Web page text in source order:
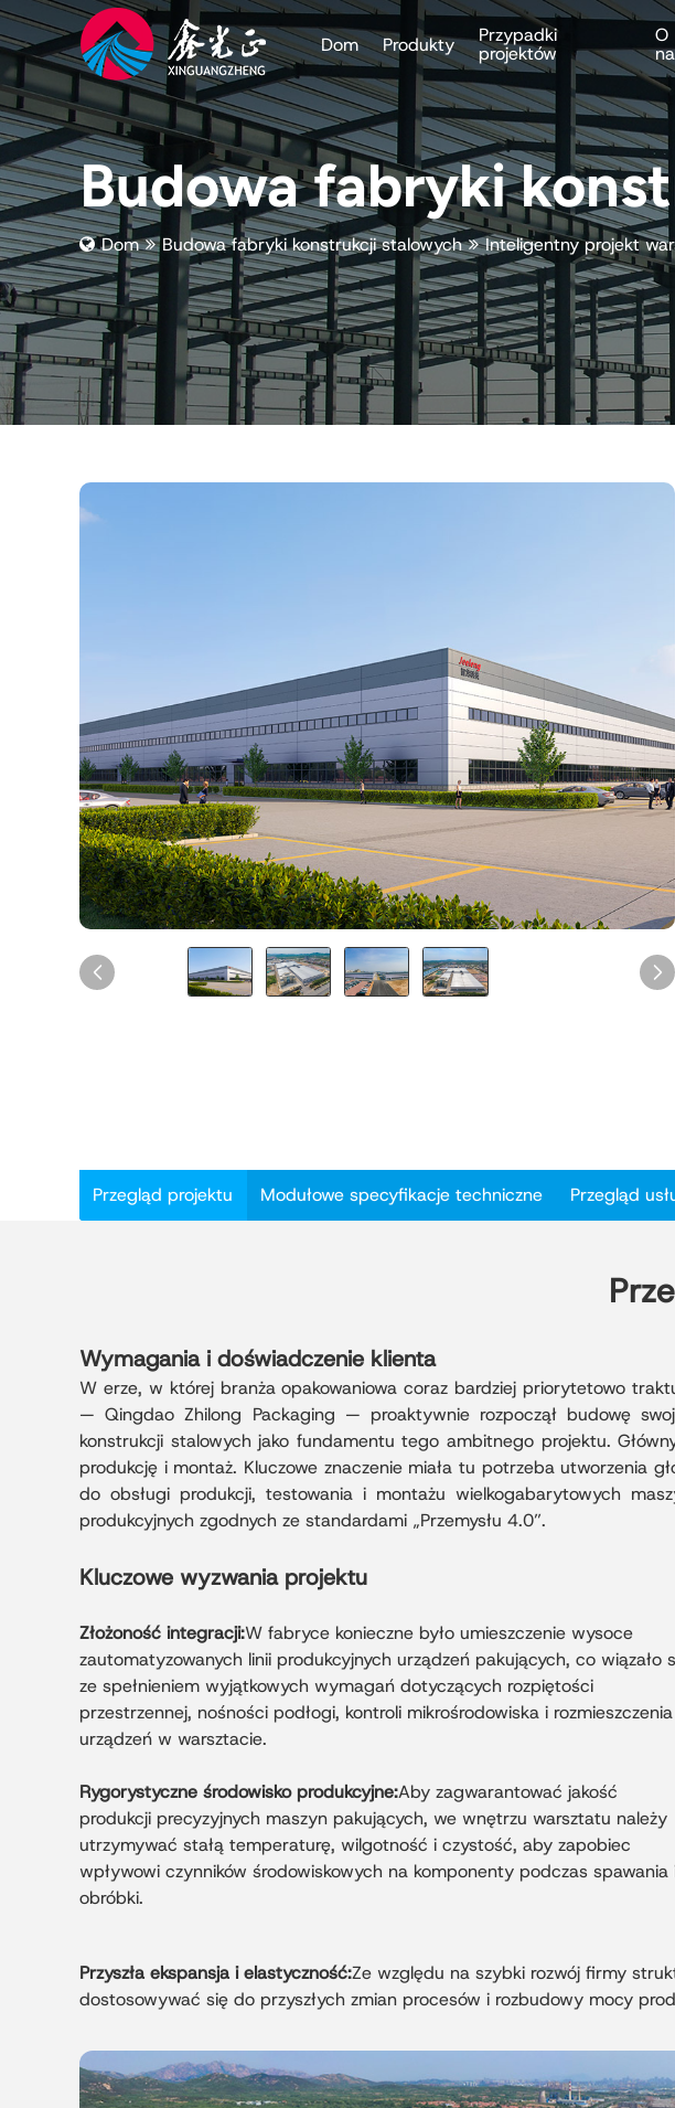
Dom Produkty
Przypadki
projektów
O
Budowa fabryki
Dom Budowa fabryki konstrukcji stalowych Inteligentny projekt
Przegląd projektu Modułowe specyfikacje techniczne Przegląd
Wymagania i doświadczenie klienta
W erze, w której branża opakowaniowa coraz bardziej priorytetowo
— Qingdao Zhilong Packaging — proaktywnie rozpoczął budowę
konstrukcji stalowych jako fundamentu tego ambitnego projektu.
produkcję i montaż. Kluczowe znaczenie miała tu potrzeba utworzenia
do obsługi produkcji, testowania i montażu wielkogabarytowych
produkcyjnych zgodnych ze standardami „Przemysłu 4.0”.
Kluczowe wyzwania projektu
Złożoność integracji:W fabryce konieczne było umieszczenie wysoce
zautomatyzowanych linii produkcyjnych urządzeń pakujących, co wiązało
ze spełnieniem wyjątkowych wymagań dotyczących rozpiętości
przestrzennej, nośności podłogi, kontroli mikrośrodowiska i rozmieszczenia
urządzeń w warsztacie.
Rygorystyczne środowisko produkcyjne:Aby zagwarantować jakość
produkcji precyzyjnych maszyn pakujących, we wnętrzu warsztatu należy
utrzymywać stałą temperaturę, wilgotność i czystość, aby zapobiec
wpływowi czynników środowiskowych na komponenty podczas spawania
obróbki.
Przyszła ekspansja i elastyczność:Ze względu na szybki rozwój firmy
dostosowywać się do przyszłych zmian procesów i rozbudowy mocy